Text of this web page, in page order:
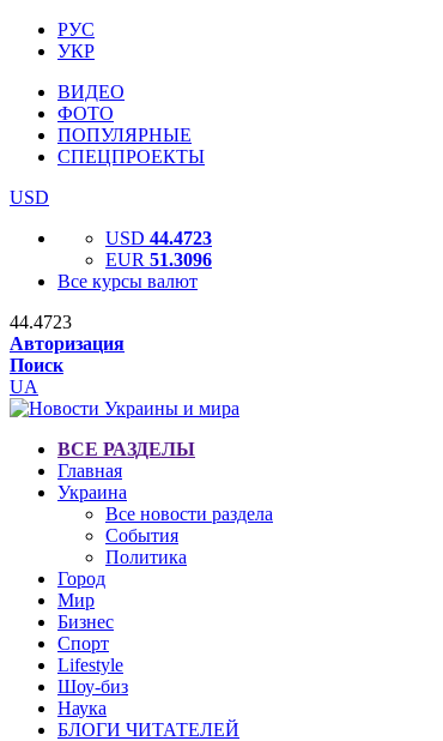
РУС
УКР
ВИДЕО
ФОТО
ПОПУЛЯРНЫЕ
СПЕЦПРОЕКТЫ
USD
USD 44.4723
EUR 51.3096
Все курсы валют
44.4723
Авторизация
Поиск
UA
ВСЕ РАЗДЕЛЫ
Главная
Украина
Все новости раздела
События
Политика
Город
Мир
Бизнес
Спорт
Lifestyle
Шоу-биз
Наука
БЛОГИ ЧИТАТЕЛЕЙ